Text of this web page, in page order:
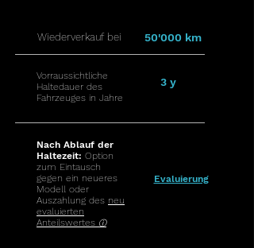
Wiederverkauf bei 50'000 km
Vorraussichtliche
Haltedauer des
Fahrzeuges in Jahre
3 y
Nach Ablauf der
Haltezeit: Option
zum Eintausch
gegen ein neueres
Modell oder
Auszahlung des neu
evaluierten
Anteilswertes ⓘ
Evaluierung